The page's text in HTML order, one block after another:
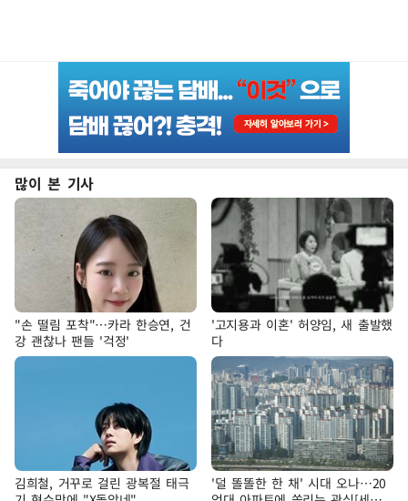
많이 본 기사
"손 떨림 포착"…카라 한승연, 건
강 괜찮나 팬들 '걱정'
'고지용과 이혼' 허양임, 새 출발했
다
김희철, 거꾸로 걸린 광복절 태극
'덜 똘똘한 한 채' 시대 오나…20